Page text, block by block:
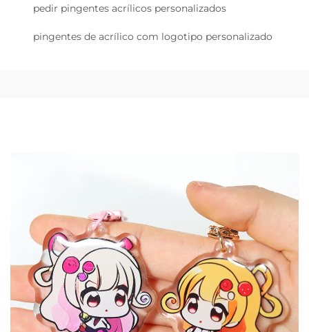
pedir pingentes acrílicos personalizados
pingentes de acrílico com logotipo personalizado